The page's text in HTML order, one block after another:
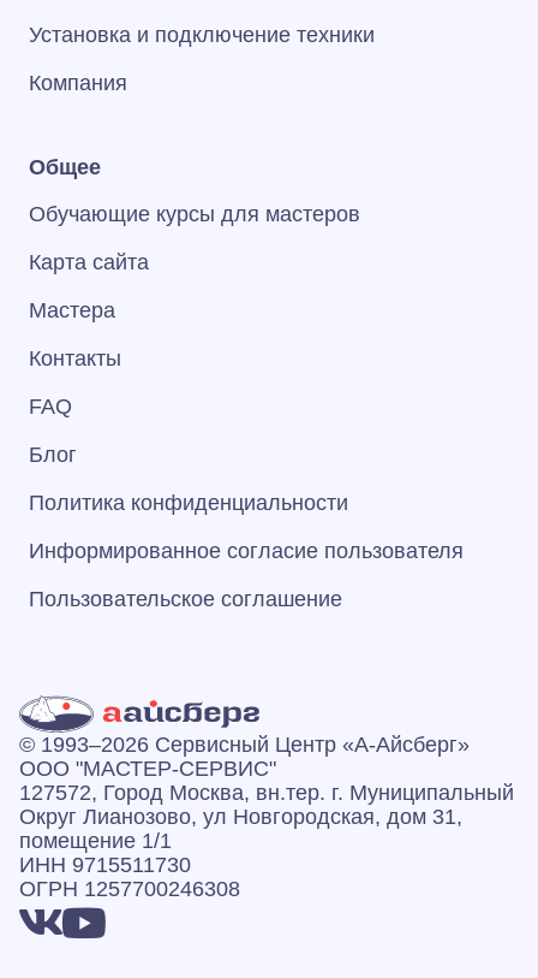
Установка и подключение техники
Компания
Общее
Обучающие курсы для мастеров
Карта сайта
Мастера
Контакты
FAQ
Блог
Политика конфиденциальности
Информированное согласие пользователя
Пользовательское соглашение
© 1993–2026 Сервисный Центр «А‑Айсберг»
ООО "МАСТЕР-СЕРВИС"
127572, Город Москва, вн.тер. г. Муниципальный
Округ Лианозово, ул Новгородская, дом 31,
помещение 1/1
ИНН 9715511730
ОГРН 1257700246308